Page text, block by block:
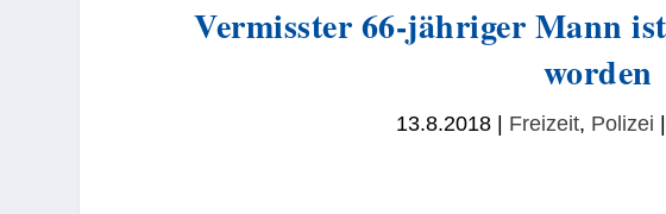
Vermisster 66-jähriger Mann
worden
13.8.2018 Freizeit, Polizei